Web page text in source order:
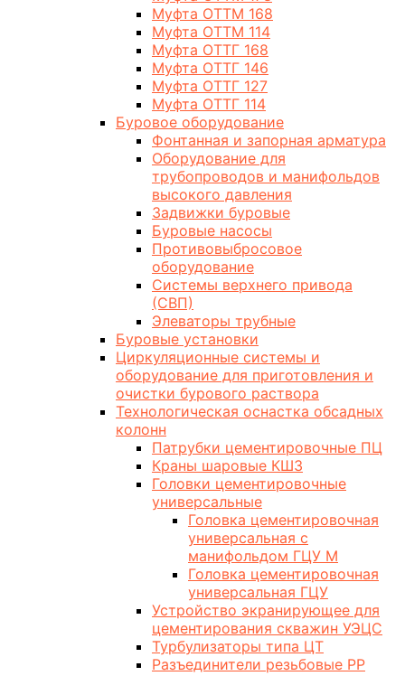
Муфта ОТТМ 168
Муфта ОТТМ 114
Муфта ОТТГ 168
Муфта ОТТГ 146
Муфта ОТТГ 127
Муфта ОТТГ 114
Буровое оборудование
Фонтанная и запорная арматура
Оборудование для
трубопроводов и манифольдов
высокого давления
Задвижки буровые
Буровые насосы
Противовыбросовое
оборудование
Системы верхнего привода
(СВП)
Элеваторы трубные
Буровые установки
Циркуляционные системы и
оборудование для приготовления и
очистки бурового раствора
Технологическая оснастка обсадных
колонн
Патрубки цементировочные ПЦ
Краны шаровые КШЗ
Головки цементировочные
универсальные
Головка цементировочная
универсальная с
манифольдом ГЦУ М
Головка цементировочная
универсальная ГЦУ
Устройство экранирующее для
цементирования скважин УЭЦС
Турбулизаторы типа ЦТ
Разъединители резьбовые РР